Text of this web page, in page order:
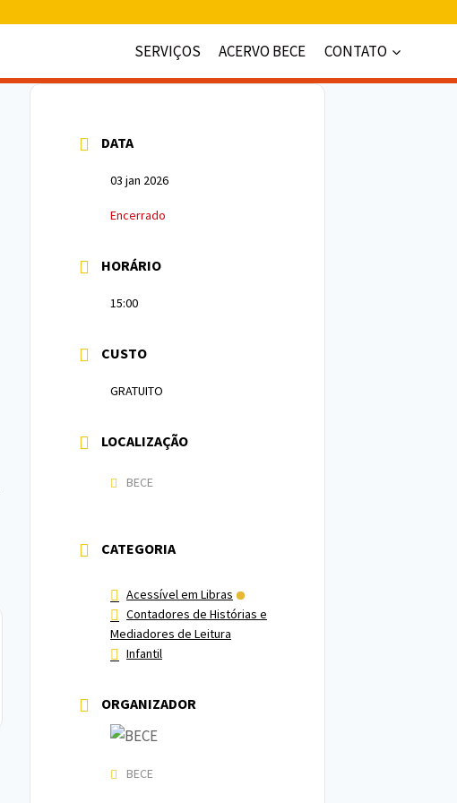
SERVIÇOS
ACERVO BECE CONTATO
DATA
03 jan 2026
Encerrado
HORÁRIO
15:00
CUSTO
GRATUITO
LOCALIZAÇÃO
BECE
CATEGORIA
Acessível em Libras
Contadores de Histórias e
Mediadores de Leitura
Infantil
ORGANIZADOR
BECE